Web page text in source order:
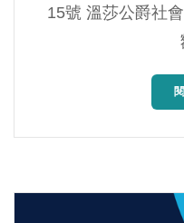
15號 溫莎公爵社